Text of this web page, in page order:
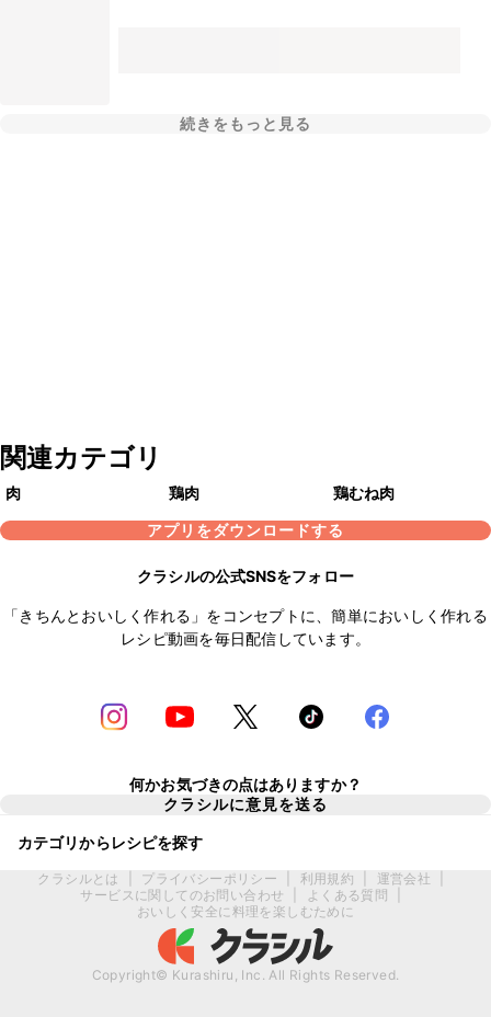
続きをもっと見る
関連カテゴリ
肉 鶏肉
鶏むね肉
アプリをダウンロードする
クラシルの公式SNSをフォロー
「きちんとおいしく作れる」をコンセプトに、簡単においしく作れる
レシピ動画を毎日配信しています。
何かお気づきの点はありますか？
クラシルに意見を送る
カテゴリからレシピを探す
クラシルとは プライバシーポリシー 利用規約 運営会社
サービスに関してのお問い合わせ
よくある質問
おいしく安全に料理を楽しむために
Copyright© Kurashiru, Inc. All Rights Reserved.